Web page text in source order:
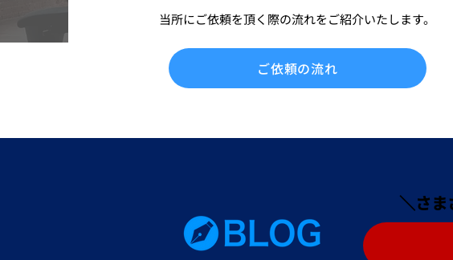
当所にご依頼を頂く際の流れをご紹介いたします。
ご依頼の流れ
＼さま